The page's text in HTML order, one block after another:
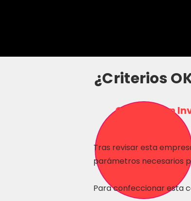
¿Criterios
Consulta en
Tras revisar esta
parámetros necesarios
Para confeccionar esta